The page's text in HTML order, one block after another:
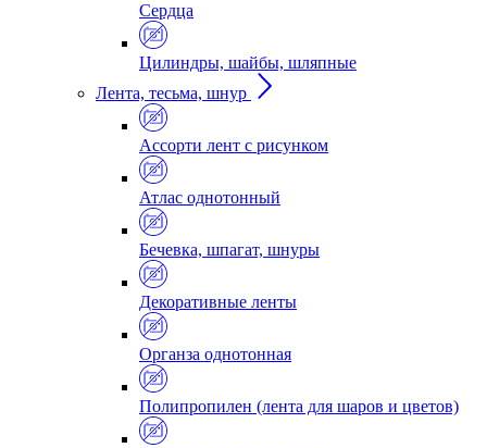
Сердца
Цилиндры, шайбы, шляпные
Лента, тесьма, шнур
Ассорти лент с рисунком
Атлас однотонный
Бечевка, шпагат, шнуры
Декоративные ленты
Органза однотонная
Полипропилен (лента для шаров и цветов)